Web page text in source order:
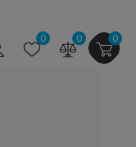
0 0 0